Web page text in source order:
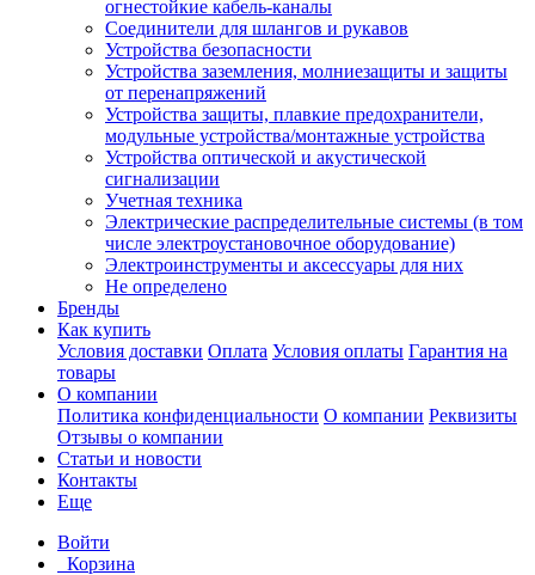
огнестойкие кабель-каналы
Соединители для шлангов и рукавов
Устройства безопасности
Устройства заземления, молниезащиты и защиты
от перенапряжений
Устройства защиты, плавкие предохранители,
модульные устройства/монтажные устройства
Устройства оптической и акустической
сигнализации
Учетная техника
Электрические распределительные системы (в том
числе электроустановочное оборудование)
Электроинструменты и аксессуары для них
Не определено
Бренды
Как купить
Условия доставки Оплата Условия оплаты Гарантия на
товары
О компании
Политика конфиденциальности О компании Реквизиты
Отзывы о компании
Статьи и новости
Контакты
Еще
Войти
Корзина